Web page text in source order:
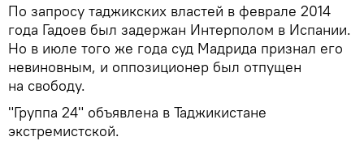
По запросу таджикских властей в феврале 2014
года Гадоев был задержан Интерполом в Испании.
Но в июле того же года суд Мадрида признал его
невиновным, и оппозиционер был отпущен
на свободу.
"Группа 24" объявлена в Таджикистане
экстремистской.